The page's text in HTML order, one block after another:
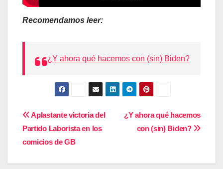
Recomendamos leer:
¿Y ahora qué hacemos con (sin) Biden?
Navegación
de
entradas
¿Y ahora qué hacemos
con (sin) Biden?
Aplastante victoria del
Partido Laborista en los
comicios de GB